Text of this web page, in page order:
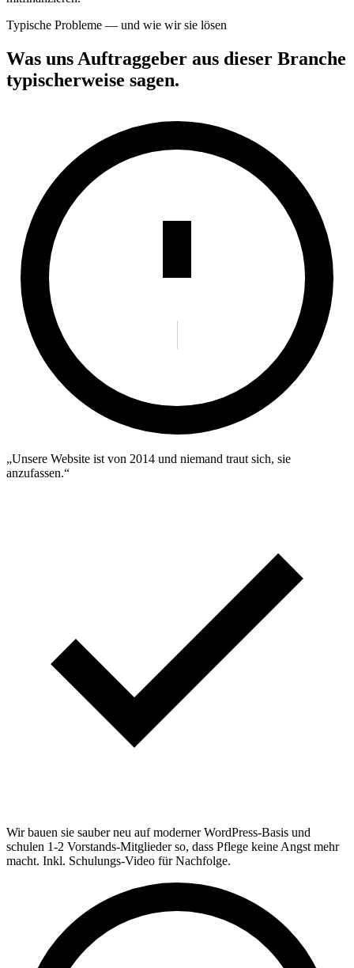
Typische Probleme — und wie wir sie lösen
Was uns Auftraggeber aus dieser Branche
typischerweise sagen.
„Unsere Website ist von 2014 und niemand traut sich, sie
anzufassen.“
Wir bauen sie sauber neu auf moderner WordPress-Basis und
schulen 1-2 Vorstands-Mitglieder so, dass Pflege keine Angst mehr
macht. Inkl. Schulungs-Video für Nachfolge.